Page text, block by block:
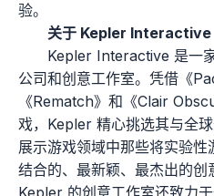
验。
关于 Kepler Interactive
Kepler Interactive 是一
公司和创意工作室。凭借《
《Rematch》和《Clair
戏，Kepler 精心挑选其与全
展示游戏领域中那些将实验
结合的、最新颖、最杰出的创